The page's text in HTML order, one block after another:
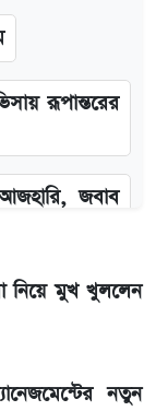
রূপান্তরের
জবাব
জয়
গেল না শেখ
নিয়ে মুখ খুললেন
নতুন